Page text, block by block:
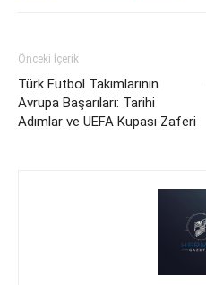
Önceki İçerik
Türk Futbol Takımlarının
Avrupa Başarıları: Tarihi
Adımlar ve UEFA Kupası Zaferi